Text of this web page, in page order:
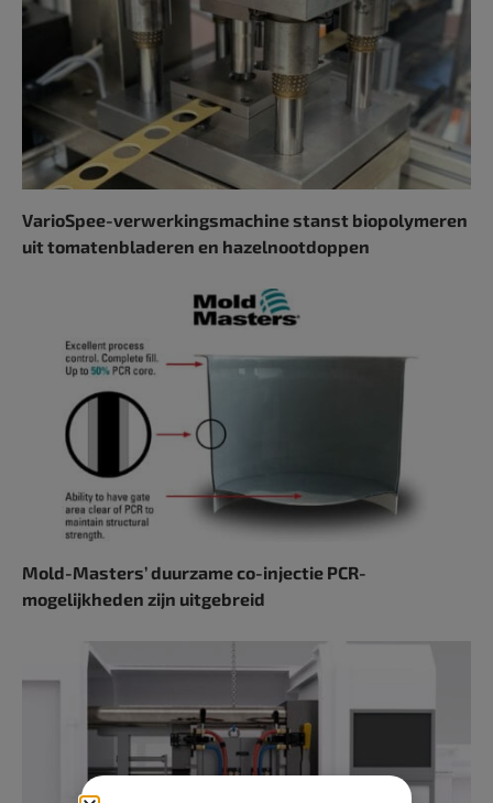
VarioSpee-verwerkingsmachine stanst biopolymeren
uit tomatenbladeren en hazelnootdoppen
Mold-Masters’ duurzame co-injectie PCR-
mogelijkheden zijn uitgebreid